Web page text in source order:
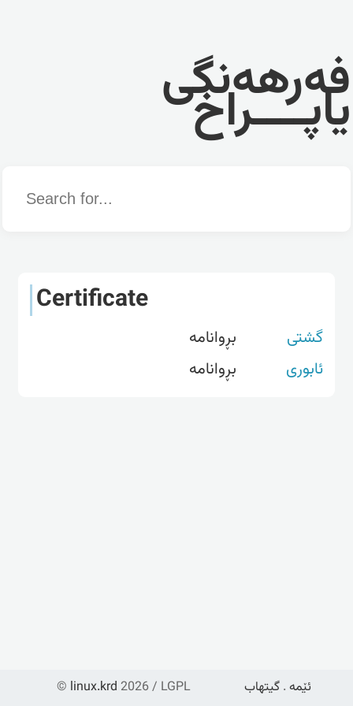
فەرهەنگی
یاپــــراخ
Word
Certificate
گشتی
بڕوانامە
ئابوری
بڕوانامە
© linux.krd 2026 / LGPL ئێمە . گیتهاب